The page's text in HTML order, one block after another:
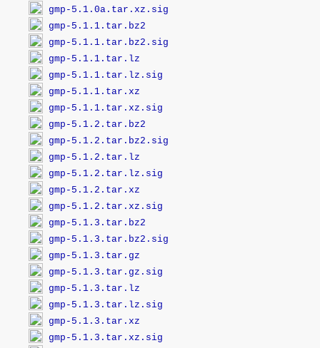
gmp-5.1.0a.tar.xz.sig
gmp-5.1.1.tar.bz2
gmp-5.1.1.tar.bz2.sig
gmp-5.1.1.tar.lz
gmp-5.1.1.tar.lz.sig
gmp-5.1.1.tar.xz
gmp-5.1.1.tar.xz.sig
gmp-5.1.2.tar.bz2
gmp-5.1.2.tar.bz2.sig
gmp-5.1.2.tar.lz
gmp-5.1.2.tar.lz.sig
gmp-5.1.2.tar.xz
gmp-5.1.2.tar.xz.sig
gmp-5.1.3.tar.bz2
gmp-5.1.3.tar.bz2.sig
gmp-5.1.3.tar.gz
gmp-5.1.3.tar.gz.sig
gmp-5.1.3.tar.lz
gmp-5.1.3.tar.lz.sig
gmp-5.1.3.tar.xz
gmp-5.1.3.tar.xz.sig